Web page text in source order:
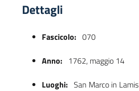
Dettagli
Fascicolo: 070
Anno: 1762, maggio 14
Luoghi: San Marco in Lamis